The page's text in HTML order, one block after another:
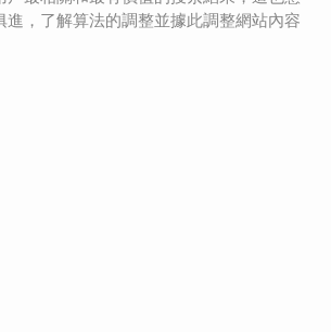
進，了解算法的調整並據此調整網站內容